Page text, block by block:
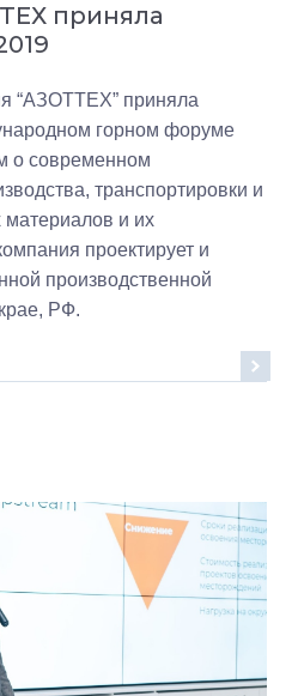
приняла
“АЗОТТЕХ” приняла
горном форуме
о современном
транспортировки и
и их
проектирует и
производственной
РФ.